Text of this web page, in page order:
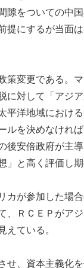
隙をついての中
提にするが当面
変更である。
に対して「アジ
平洋地域におけ
ルを決めなけれ
後安倍政府が主
と高く評価し期
が参加した場
、ＲＣＥＰがア
えている。
、資本主義化